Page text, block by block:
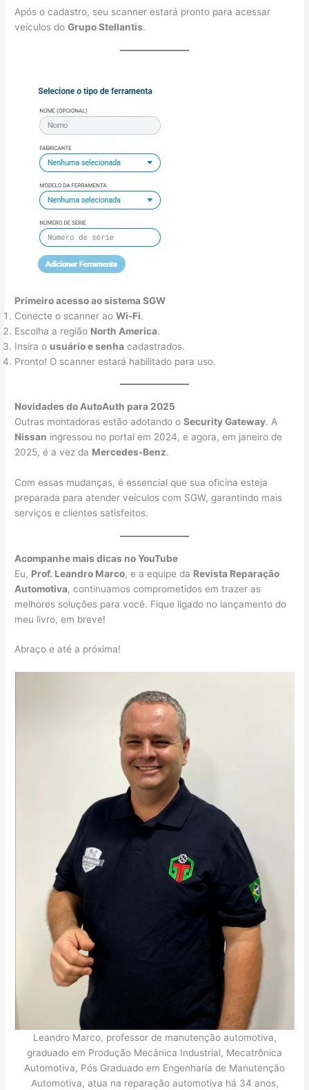
Após o cadastro, seu scanner estará pronto para acessar
veículos doGrupo Stellantis.
Primeiro acesso ao sistema SGW
Conecte o scanner aoWi-Fi.
Escolha a região North America.
Insira o usuário e senha cadastrados.
Pronto! O scanner estará habilitado para uso.
Novidades do AutoAuth para 2025
Outras montadoras estão adotando oSecurity Gateway. A
Nissan ingressou no portal em 2024, e agora, em janeiro de
2025, é a vez da Mercedes-Benz.
Com essas mudanças, é essencial que sua oficina esteja
preparada para atender veículos com SGW, garantindo mais
serviços e clientes satisfeitos.
Acompanhe mais dicas no YouTube
Eu, Prof. Leandro Marco, e a equipe da Revista Reparação
Automotiva, continuamos comprometidos em trazer as
melhores soluções para você. Fique ligado no lançamento do
meu livro, em breve!
Abraço e até a próxima!
Leandro Marco, professor de manutenção automotiva,
graduado em Produção Mecânica Industrial, Mecatrônica
Automotiva, Pós Graduado em Engenharia de Manutenção
Automotiva, atua na reparação automotiva há 34 anos,